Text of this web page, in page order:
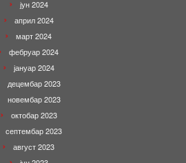
јун 2024
април 2024
март 2024
фебруар 2024
јануар 2024
децембар 2023
новембар 2023
октобар 2023
септембар 2023
август 2023